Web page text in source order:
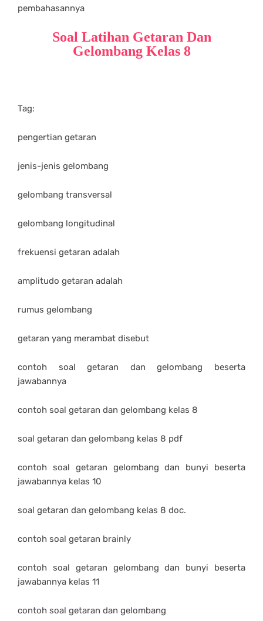
pembahasannya
Soal Latihan Getaran Dan
Gelombang Kelas 8
Tag:
pengertian getaran
jenis-jenis gelombang
gelombang transversal
gelombang longitudinal
frekuensi getaran adalah
amplitudo getaran adalah
rumus gelombang
getaran yang merambat disebut
contoh soal getaran dan gelombang beserta
jawabannya
contoh soal getaran dan gelombang kelas 8
soal getaran dan gelombang kelas 8 pdf
contoh soal getaran gelombang dan bunyi beserta
jawabannya kelas 10
soal getaran dan gelombang kelas 8 doc.
contoh soal getaran brainly
contoh soal getaran gelombang dan bunyi beserta
jawabannya kelas 11
contoh soal getaran dan gelombang